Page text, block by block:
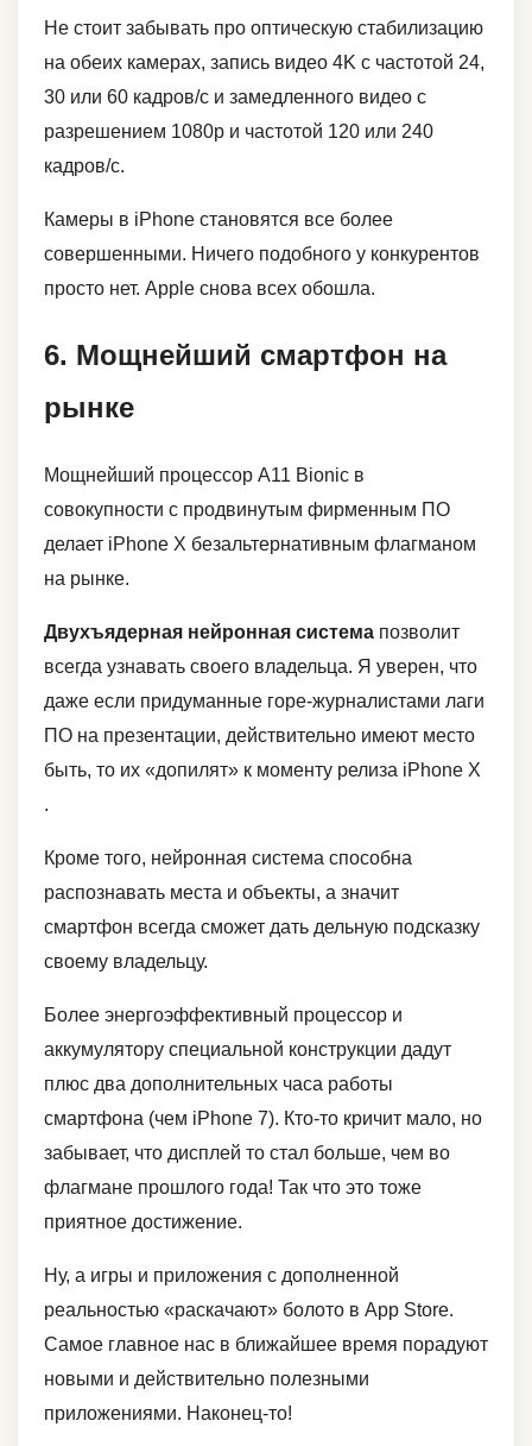
Не стоит забывать про оптическую стабилизацию
на обеих камерах, запись видео 4K с частотой 24,
30 или 60 кадров/с и замедленного видео с
разрешением 1080р и частотой 120 или 240
кадров/с.
Камеры в iPhone становятся все более
совершенными. Ничего подобного у конкурентов
просто нет. Apple снова всех обошла.
6. Мощнейший смартфон на
рынке
Мощнейший процессор A11 Bionic в
совокупности с продвинутым фирменным ПО
делает iPhone X безальтернативным флагманом
на рынке.
Двухъядерная нейронная система позволит
всегда узнавать своего владельца. Я уверен, что
даже если придуманные горе-журналистами лаги
ПО на презентации, действительно имеют место
быть, то их «допилят» к моменту релиза iPhone X
.
Кроме того, нейронная система способна
распознавать места и объекты, а значит
смартфон всегда сможет дать дельную подсказку
своему владельцу.
Более энергоэффективный процессор и
аккумулятору специальной конструкции дадут
плюс два дополнительных часа работы
смартфона (чем iPhone 7). Кто-то кричит мало, но
забывает, что дисплей то стал больше, чем во
флагмане прошлого года! Так что это тоже
приятное достижение.
Ну, а игры и приложения с дополненной
реальностью «раскачают» болото в App Store.
Самое главное нас в ближайшее время порадуют
новыми и действительно полезными
приложениями. Наконец-то!